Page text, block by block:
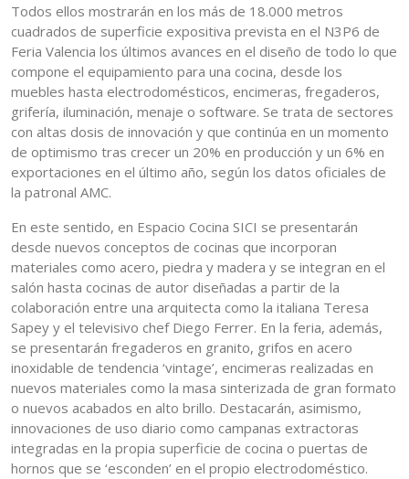
Todos ellos mostrarán en los más de 18.000 metros
cuadrados de superficie expositiva prevista en el N3P6 de
Feria Valencia los últimos avances en el diseño de todo lo que
compone el equipamiento para una cocina, desde los
muebles hasta electrodomésticos, encimeras, fregaderos,
grifería, iluminación, menaje o software. Se trata de sectores
con altas dosis de innovación y que continúa en un momento
de optimismo tras crecer un 20% en producción y un 6% en
exportaciones en el último año, según los datos oficiales de
la patronal AMC.
En este sentido, en Espacio Cocina SICI se presentarán
desde nuevos conceptos de cocinas que incorporan
materiales como acero, piedra y madera y se integran en el
salón hasta cocinas de autor diseñadas a partir de la
colaboración entre una arquitecta como la italiana Teresa
Sapey y el televisivo chef Diego Ferrer. En la feria, además,
se presentarán fregaderos en granito, grifos en acero
inoxidable de tendencia ‘vintage’, encimeras realizadas en
nuevos materiales como la masa sinterizada de gran formato
o nuevos acabados en alto brillo. Destacarán, asimismo,
innovaciones de uso diario como campanas extractoras
integradas en la propia superficie de cocina o puertas de
hornos que se ‘esconden’ en el propio electrodoméstico.